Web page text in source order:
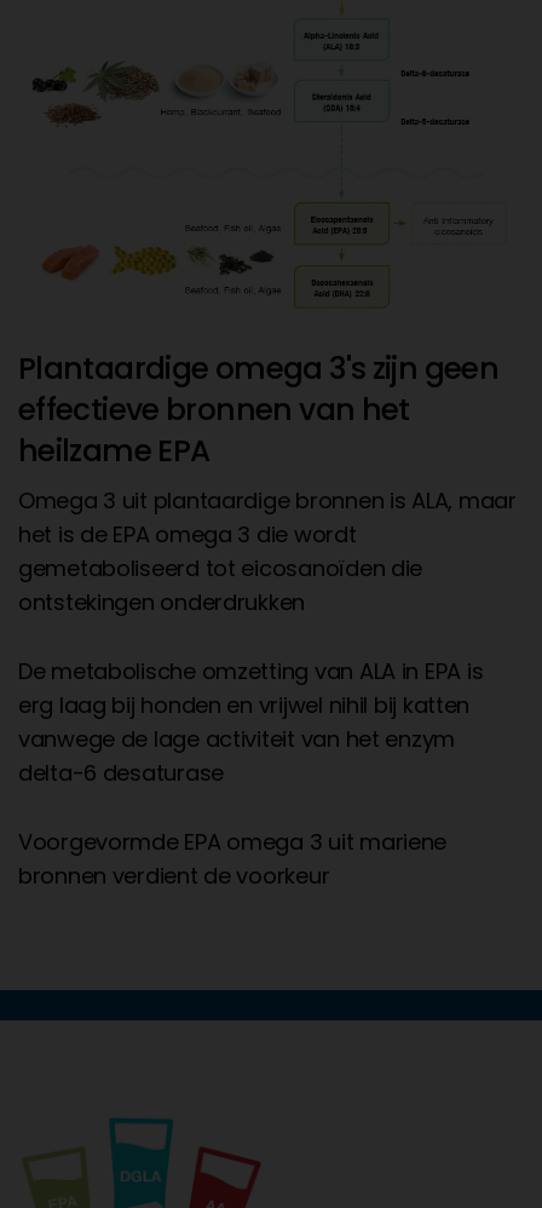
Plantaardige omega 3's zijn geen
effectieve bronnen van het
heilzame EPA
Omega 3 uit plantaardige bronnen is ALA, maar
het is de EPA omega 3 die wordt
gemetaboliseerd tot eicosanoïden die
ontstekingen onderdrukken
De metabolische omzetting van ALA in EPA is
erg laag bij honden en vrijwel nihil bij katten
vanwege de lage activiteit van het enzym
delta-6 desaturase
Voorgevormde EPA omega 3 uit mariene
bronnen verdient de voorkeur